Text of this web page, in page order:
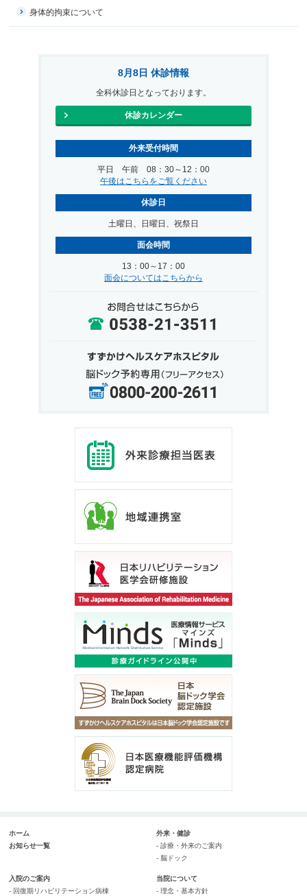
身体的拘束について
8月8日 休診情報
全科休診日となっております。
休診カレンダー
外来受付時間
平日 午前 08：30～12：00
午後はこちらをご覧ください
休診日
土曜日、日曜日、祝祭日
面会時間
13：00～17：00
面会についてはこちらから
ホーム
お知らせ一覧
外来・健診
- 診療・外来のご案内
- 脳ドック
入院のご案内
- 回復期リハビリテーション病棟
当院について
- 理念・基本方針